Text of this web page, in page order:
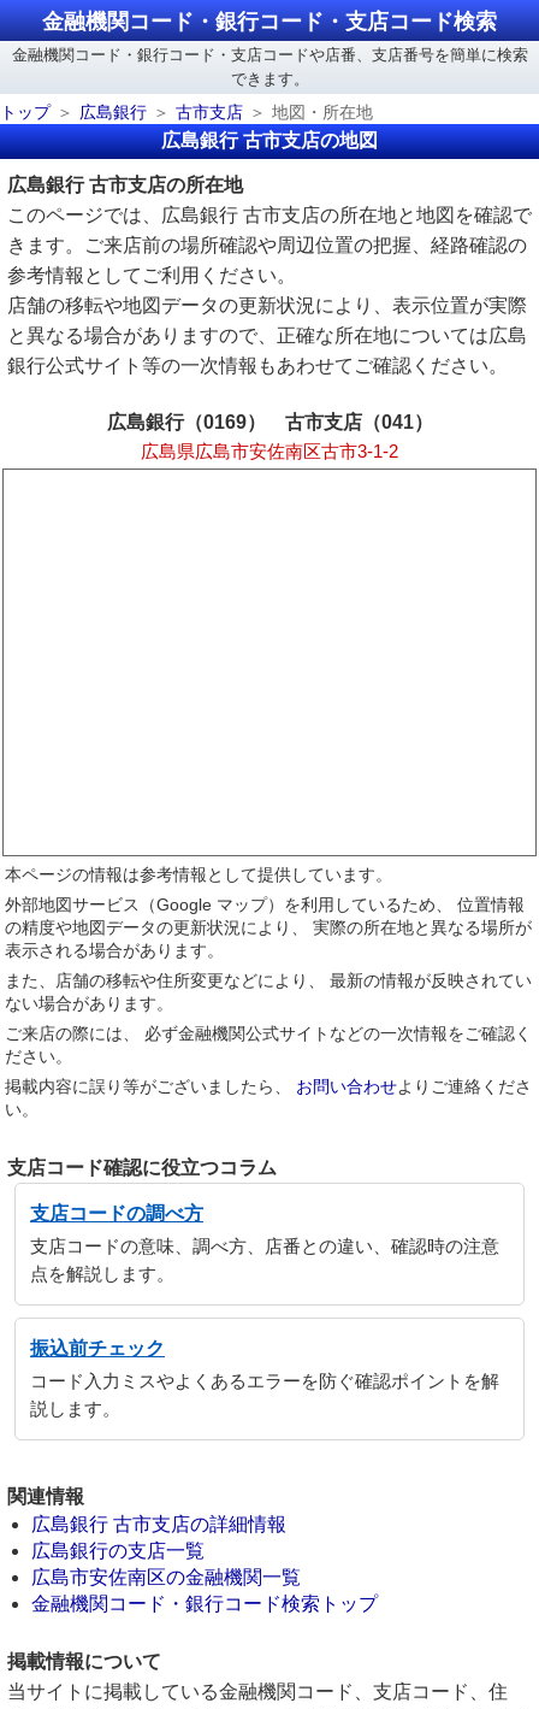
金融機関コード・銀行コード・支店コード検索
金融機関コード・銀行コード・支店コードや店番、支店番号を簡単に検索
できます。
トップ
広島銀行 古市支店 地図・所在地
広島銀行 古市支店の地図
広島銀行 古市支店の所在地
このページでは、広島銀行 古市支店の所在地と地図を確認で
きます。ご来店前の場所確認や周辺位置の把握、経路確認の
参考情報としてご利用ください。
店舗の移転や地図データの更新状況により、表示位置が実際
と異なる場合がありますので、正確な所在地については広島
銀行公式サイト等の一次情報もあわせてご確認ください。
広島銀行（0169） 古市支店（041）
広島県広島市安佐南区古市3-1-2
本ページの情報は参考情報として提供しています。
外部地図サービス（Google マップ）を利用しているため、 位置情報
の精度や地図データの更新状況により、 実際の所在地と異なる場所が
表示される場合があります。
また、店舗の移転や住所変更などにより、 最新の情報が反映されてい
ない場合があります。
ご来店の際には、 必ず金融機関公式サイトなどの一次情報をご確認く
ださい。
掲載内容に誤り等がございましたら、 お問い合わせよりご連絡くださ
い。
支店コード確認に役立つコラム
支店コードの調べ方
支店コードの意味、調べ方、店番との違い、確認時の注意
点を解説します。
振込前チェック
コード入力ミスやよくあるエラーを防ぐ確認ポイントを解
説します。
関連情報
広島銀行 古市支店の詳細情報
広島銀行の支店一覧
広島市安佐南区の金融機関一覧
金融機関コード・銀行コード検索トップ
掲載情報について
当サイトに掲載している金融機関コード、支店コード、住